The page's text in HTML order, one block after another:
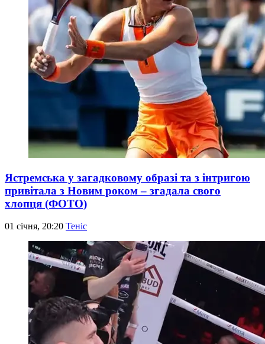
Ястремська у загадковому образі та з інтригою
привітала з Новим роком – згадала свого
хлопця (ФОТО)
01 січня, 20:20 Теніс